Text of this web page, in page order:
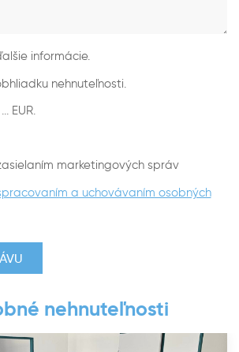
informácie.
nehnuteľnosti.
EUR.
marketingových správ
a uchovávaním osobných
nehnuteľnosti